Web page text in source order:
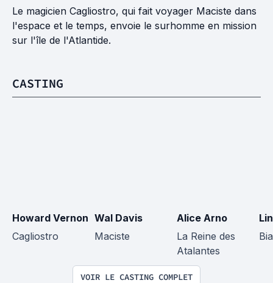
Le magicien Cagliostro, qui fait voyager Maciste dans
l'espace et le temps, envoie le surhomme en mission
sur l'île de l'Atlantide.
CASTING
Howard Vernon
Cagliostro
Wal Davis
Maciste
Alice Arno
La Reine des
Atalantes
VOIR LE CASTING COMPLET